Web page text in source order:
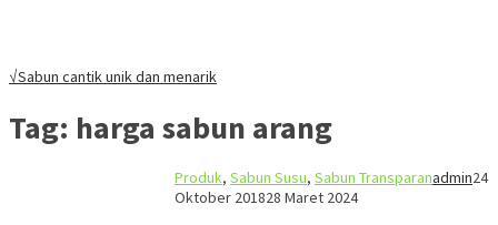
√Sabun cantik unik dan menarik
Tag: harga sabun arang
Produk, Sabun Susu, Sabun Transparanadmin24
Oktober 201828 Maret 2024